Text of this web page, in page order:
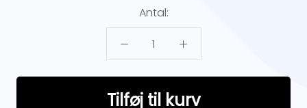
Antal:
Tilføj til kurv